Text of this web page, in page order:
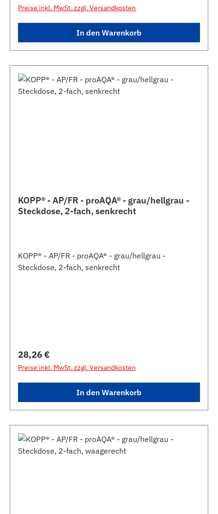
Preise inkl. MwSt. zzgl. Versandkosten
In den Warenkorb
KOPP® - AP/FR - proAQA® - grau/hellgrau -
Steckdose, 2-fach, senkrecht
KOPP® - AP/FR - proAQA® - grau/hellgrau -
Steckdose, 2-fach, senkrecht
Regulärer Preis:
28,26 €
Preise inkl. MwSt. zzgl. Versandkosten
In den Warenkorb